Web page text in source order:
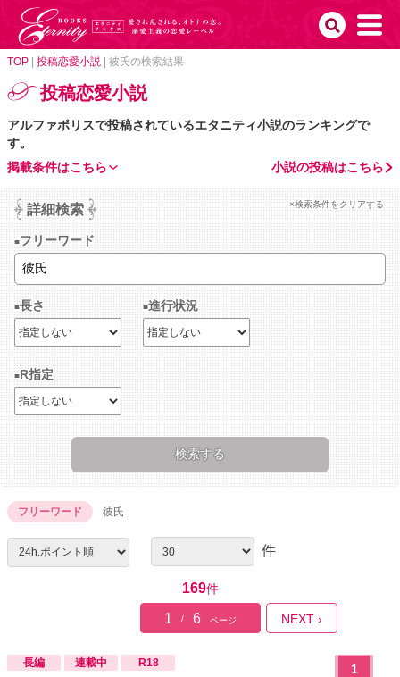
TOP 投稿恋愛小説 彼氏の検索結果
投稿恋愛小説
アルファポリスで投稿されているエタニティ小説のランキングで
す。
小説の投稿はこちら
掲載条件はこちら
詳細検索 ×検索条件をクリアする
フリーワード
長さ 進行状況
R指定
フリーワード 彼氏
件
169件
1 / 6 ページ NEXT ›
長編 連載中 R18 1